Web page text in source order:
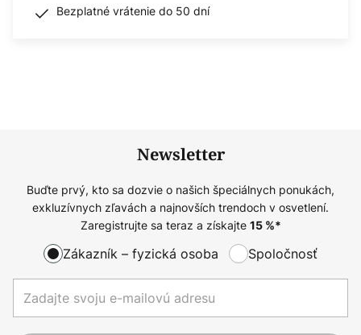
Bezplatné vrátenie do 50 dní
Newsletter
Buďte prvý, kto sa dozvie o našich špeciálnych ponukách,
exkluzívnych zľavách a najnovších trendoch v osvetlení.
Zaregistrujte sa teraz a získajte 15%*
Zákazník – fyzická osoba Spoločnosť